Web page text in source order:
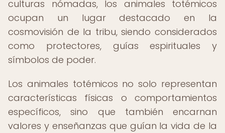
culturas nómadas, los animales totémicos
ocupan un lugar destacado en la
cosmovisión de la tribu, siendo considerados
como protectores, guías espirituales y
símbolos de poder.
Los animales totémicos no solo representan
características físicas o comportamientos
específicos, sino que también encarnan
valores y enseñanzas que guían la vida de la